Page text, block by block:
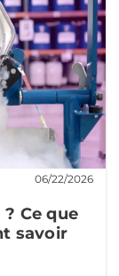
06/22/2026
Ce que
savoir